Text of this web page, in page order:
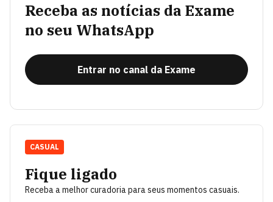
Receba as notícias da Exame
no seu WhatsApp
Entrar no canal da Exame
Fique ligado
Receba a melhor curadoria para seus momentos casuais.
CASUAL